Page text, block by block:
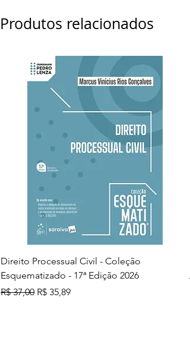
Produtos relacionados
Direito Processual Civil - Coleção
Esquematizado - 17ª Edição 2026
Preço normal
R$ 37,00 Preço promocional
R$ 35,89